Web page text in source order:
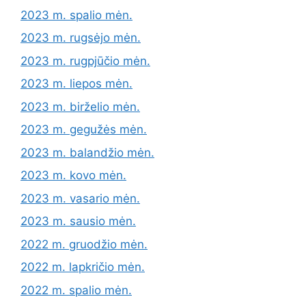
2023 m. spalio mėn.
2023 m. rugsėjo mėn.
2023 m. rugpjūčio mėn.
2023 m. liepos mėn.
2023 m. birželio mėn.
2023 m. gegužės mėn.
2023 m. balandžio mėn.
2023 m. kovo mėn.
2023 m. vasario mėn.
2023 m. sausio mėn.
2022 m. gruodžio mėn.
2022 m. lapkričio mėn.
2022 m. spalio mėn.